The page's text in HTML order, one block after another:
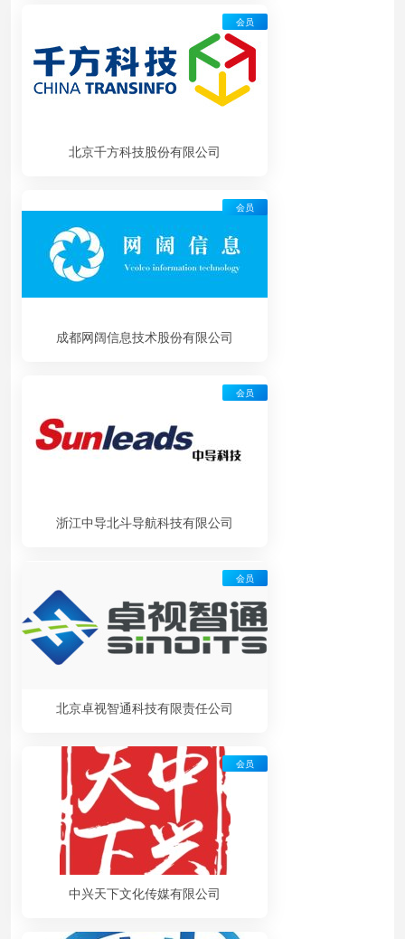
北京千方科技股份有限公司
会员
成都网阔信息技术股份有限公司
会员
浙江中导北斗导航科技有限公司
会员
北京卓视智通科技有限责任公司
会员
中兴天下文化传媒有限公司
会员